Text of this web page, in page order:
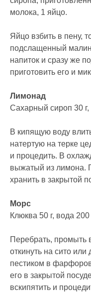
молока, 1 яйцо.
Яйцо взбить в пену,
подслащенный
напиток и сразу же
приготовить его и
Лимонад
Сахарный сироп 30
В кипящую воду
натертую на терке
и процедить. В
выжатый из лимона.
хранить в закрытой
Морс
Клюква 50 г, вода
Перебрать, промыть
откинуть на сито
пестиком в
его в закрытой
вскипятить и